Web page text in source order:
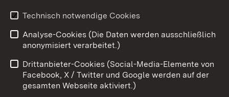
Impressum
Kontakt
Barrierefreiheit
Datenschutz
Cookies
Technisch notwendige Cookies
Analyse-Cookies (Die Daten werden ausschließlich
anonymisiert verarbeitet.)
Drittanbieter-Cookies (Social-Media-Elemente von
Facebook, X / Twitter und Google werden auf der
gesamten Webseite aktiviert.)